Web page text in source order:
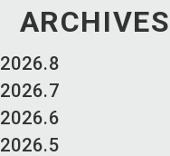
ARCHIVES
2026.8
2026.7
2026.6
2026.5